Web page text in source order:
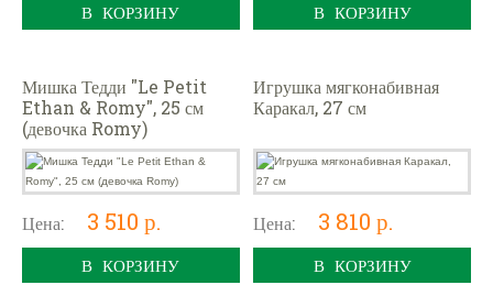
В КОРЗИНУ В КОРЗИНУ
Мишка Тедди "Le Petit
Ethan & Romy", 25 см
(девочка Romy)
Цена: 3 510 р.
В КОРЗИНУ
Игрушка мягконабивная
Каракал, 27 см
Цена: 3 810 р.
В КОРЗИНУ